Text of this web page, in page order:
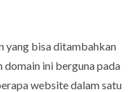
yang bisa ditambahkan
ini berguna pada
website dalam satu